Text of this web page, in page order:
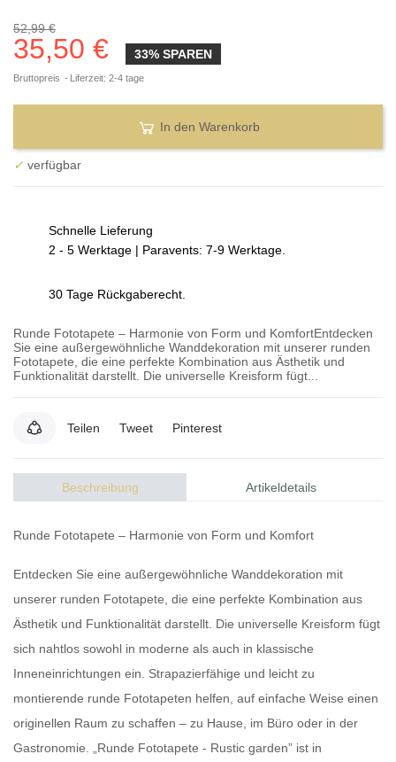
52,99 €
35,50 € 33% SPAREN
Bruttopreis Liferzeit: 2-4 tage
In den Warenkorb
✓ verfügbar
Schnelle Lieferung
2 - 5 Werktage | Paravents: 7-9 Werktage.
30 Tage Rückgaberecht.
Runde Fototapete – Harmonie von Form und KomfortEntdecken
Sie eine außergewöhnliche Wanddekoration mit unserer runden
Fototapete, die eine perfekte Kombination aus Ästhetik und
Funktionalität darstellt. Die universelle Kreisform fügt...
Teilen Tweet Pinterest
Beschreibung Artikeldetails
Runde Fototapete – Harmonie von Form und Komfort
Entdecken Sie eine außergewöhnliche Wanddekoration mit
unserer runden Fototapete, die eine perfekte Kombination aus
Ästhetik und Funktionalität darstellt. Die universelle Kreisform fügt
sich nahtlos sowohl in moderne als auch in klassische
Inneneinrichtungen ein. Strapazierfähige und leicht zu
montierende runde Fototapeten helfen, auf einfache Weise einen
originellen Raum zu schaffen – zu Hause, im Büro oder in der
Gastronomie. „Runde Fototapete - Rustic garden” ist in